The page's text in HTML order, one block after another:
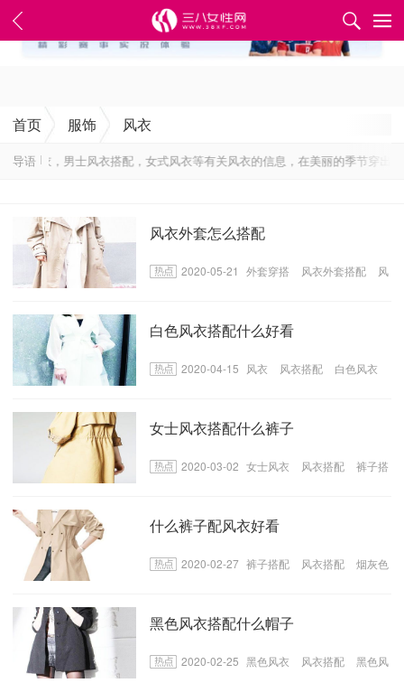
✕
首页 服饰 风衣
导语衣，男士风衣搭配，女式风衣等有关风衣的信息，在美丽的季节穿
风衣外套怎么搭配
2020-05-21 外套穿搭 风衣外套搭配
风
白色风衣搭配什么好看
2020-04-15 风衣 风衣搭配 白色风衣
女士风衣搭配什么裤子
2020-03-02 女士风衣 风衣搭配
裤子搭
什么裤子配风衣好看
2020-02-27 裤子搭配 风衣搭配
烟灰色
黑色风衣搭配什么帽子
2020-02-25 黑色风衣 风衣搭配
黑色风